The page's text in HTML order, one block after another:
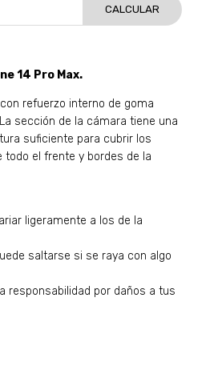
CALCULAR
14 Pro Max.
refuerzo interno de goma
sección de la cámara tiene una
suficiente para cubrir los
todo el frente y bordes de la
ligeramente a los de la
saltarse si se raya con algo
responsabilidad por daños a tus